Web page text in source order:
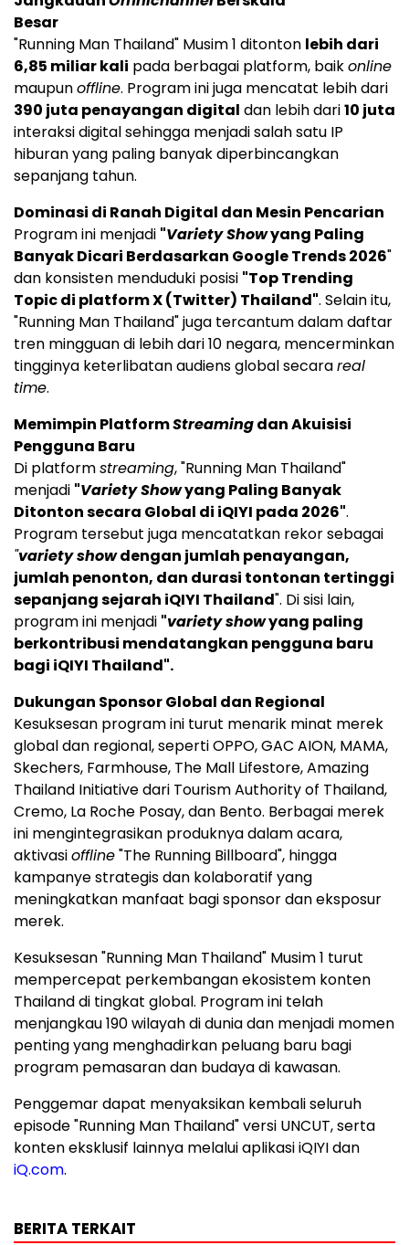
Besar
"Running Man Thailand" Musim 1 ditonton lebih dari
6,85 miliar kali pada berbagai platform, baikonline
maupunoffline. Program ini juga mencatat lebih dari
390 juta penayangan digital dan lebih dari10 juta
interaksi digital sehingga menjadi salah satu IP
hiburan yang paling banyak diperbincangkan
sepanjang tahun.
Dominasi di Ranah Digital dan Mesin Pencarian
Program ini menjadi "Variety Showyang Paling
Banyak Dicari Berdasarkan Google Trends 2026"
dan konsisten menduduki posisi "Top Trending
Topic di platform X (Twitter) Thailand". Selain itu,
"Running Man Thailand" juga tercantum dalam daftar
tren mingguan di lebih dari 10 negara, mencerminkan
tingginya keterlibatan audiens global secarareal
time.
Memimpin PlatformStreamingdan Akuisisi
Pengguna Baru
Di platformstreaming, "Running Man Thailand"
menjadi "Variety Showyang Paling Banyak
Ditonton secara Global di iQIYI pada 2026".
Program tersebut juga mencatatkan rekor sebagai
"variety showdengan jumlah penayangan,
jumlah penonton, dan durasi tontonan tertinggi
sepanjang sejarah iQIYI Thailand". Di sisi lain,
program ini menjadi "variety showyang paling
berkontribusi mendatangkan pengguna baru
bagi iQIYI Thailand".
Dukungan Sponsor Global dan Regional
Kesuksesan program ini turut menarik minat merek
global dan regional, seperti OPPO, GAC AION, MAMA,
Skechers, Farmhouse, The Mall Lifestore, Amazing
Thailand Initiative dari Tourism Authority of Thailand,
Cremo, La Roche Posay, dan Bento. Berbagai merek
ini mengintegrasikan produknya dalam acara,
aktivasioffline"The Running Billboard", hingga
kampanye strategis dan kolaboratif yang
meningkatkan manfaat bagi sponsor dan eksposur
merek.
Kesuksesan "Running Man Thailand" Musim 1 turut
mempercepat perkembangan ekosistem konten
Thailand di tingkat global. Program ini telah
menjangkau 190 wilayah di dunia dan menjadi momen
penting yang menghadirkan peluang baru bagi
program pemasaran dan budaya di kawasan.
Penggemar dapat menyaksikan kembali seluruh
episode "Running Man Thailand" versi UNCUT, serta
konten eksklusif lainnya melalui aplikasi iQIYI dan
iQ.com.
BERITA TERKAIT